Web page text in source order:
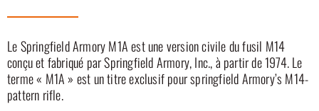
Le Springfield Armory M1A est une version civile du fusil M14
conçu et fabriqué par Springfield Armory, Inc., à partir de 1974. Le
terme « M1A » est un titre exclusif pour springfield Armory’s M14-
pattern rifle.